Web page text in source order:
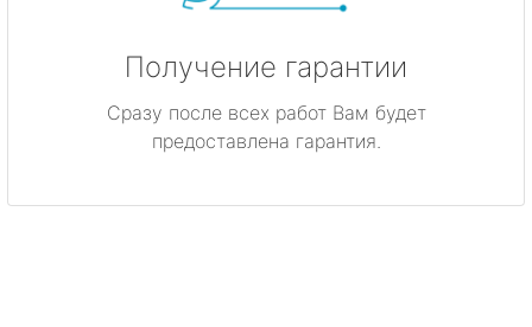
Получение гарантии
Сразу после всех работ Вам будет
предоставлена гарантия.